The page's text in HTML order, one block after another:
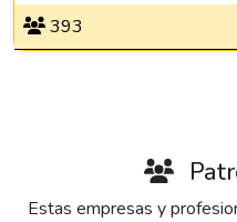
393
Estas empresas y